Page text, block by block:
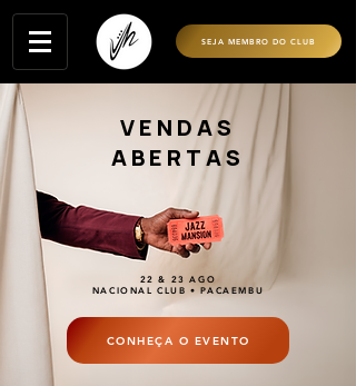
SEJA MEMBRO DO CLUB
VENDAS
ABERTAS
22 & 23 AGO
NACIONAL CLUB • PACAEMBU
CONHEÇA O EVENTO